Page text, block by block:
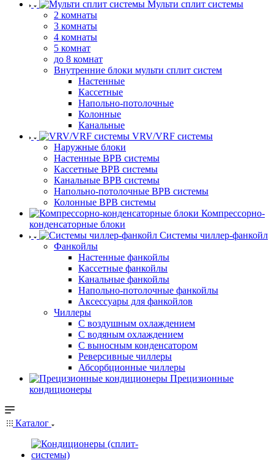
Мульти сплит системы
2 комнаты
3 комнаты
4 комнаты
5 комнат
до 8 комнат
Внутренние блоки мульти сплит систем
Настенные
Кассетные
Напольно-потолочные
Колонные
Канальные
VRV/VRF системы
Наружные блоки
Настенные ВРВ системы
Кассетные ВРВ системы
Канальные ВРВ системы
Напольно-потолочные ВРВ системы
Колонные ВРВ системы
Компрессорно-
конденсаторные блоки
Системы чиллер-фанкойл
Фанкойлы
Настенные фанкойлы
Кассетные фанкойлы
Канальные фанкойлы
Напольно-потолочные фанкойлы
Аксессуары для фанкойлов
Чиллеры
С воздушным охлаждением
С водяным охлаждением
С выносным конденсатором
Реверсивные чиллеры
Абсорбционные чиллеры
Прецизионные
кондиционеры
Каталог